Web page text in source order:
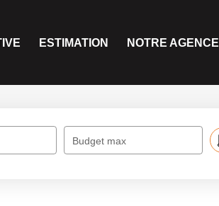
ESTIMATION NOTRE AGENCE
Budget max